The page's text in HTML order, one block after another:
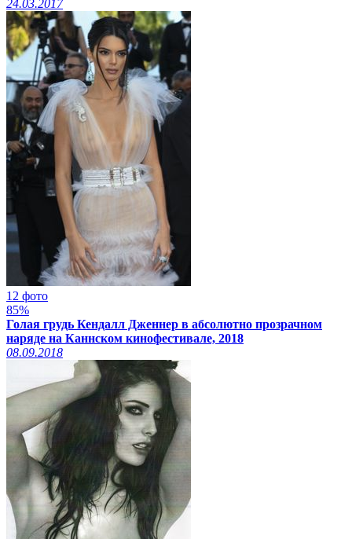
24.03.2017
12 фото
85%
Голая грудь Кендалл Дженнер в абсолютно прозрачном
наряде на Каннском кинофестивале, 2018
08.09.2018